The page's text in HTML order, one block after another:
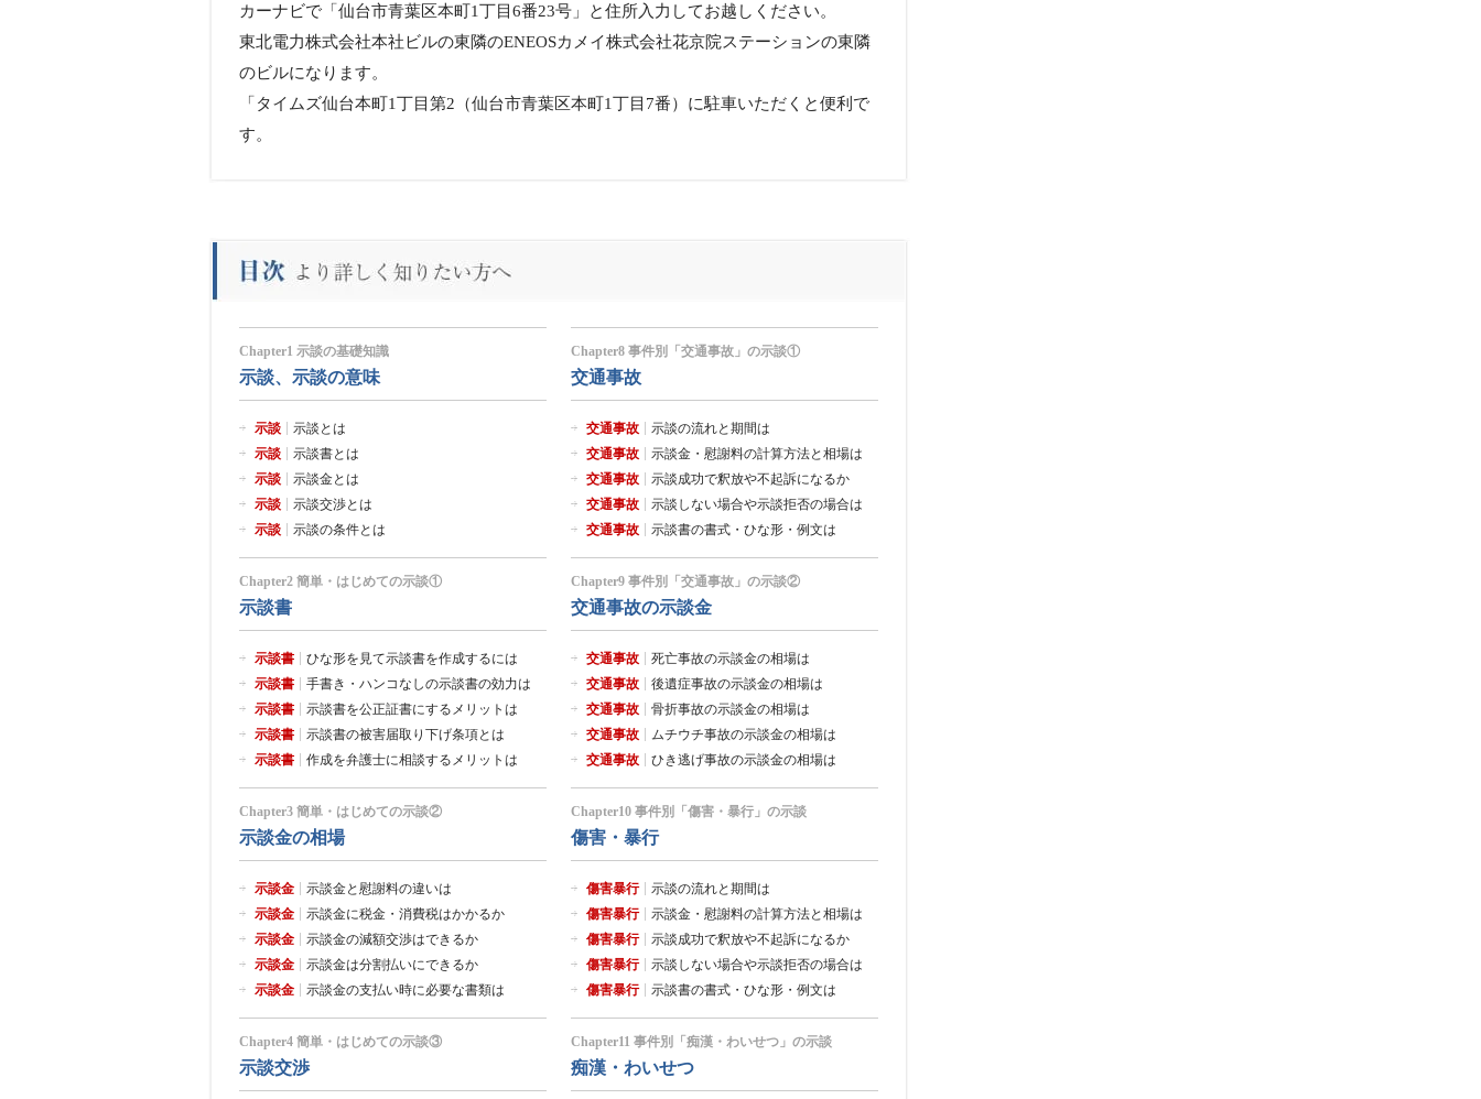
カーナビで「仙台市青葉区本町1丁目6番23号」と住所入力してお越しください。
東北電力株式会社本社ビルの東隣のENEOSカメイ株式会社花京院ステーションの東隣
のビルになります。
「タイムズ仙台本町1丁目第2（仙台市青葉区本町1丁目7番）に駐車いただくと便利で
す。
Chapter1 示談の基礎知識
示談、示談の意味
示談
示談とは
示談
示談書とは
示談
示談金とは
示談
示談交渉とは
示談
示談の条件とは
Chapter2 簡単・はじめての示談①
示談書
示談書
ひな形を見て示談書を作成するには
示談書
手書き・ハンコなしの示談書の効力は
示談書
示談書を公正証書にするメリットは
示談書
示談書の被害届取り下げ条項とは
示談書
作成を弁護士に相談するメリットは
Chapter3 簡単・はじめての示談②
示談金の相場
示談金
示談金と慰謝料の違いは
示談金
示談金に税金・消費税はかかるか
示談金
示談金の減額交渉はできるか
示談金
示談金は分割払いにできるか
示談金
示談金の支払い時に必要な書類は
Chapter4 簡単・はじめての示談③
示談交渉
Chapter8 事件別「交通事故」の示談①
交通事故
交通事故
示談の流れと期間は
交通事故
示談金・慰謝料の計算方法と相場は
交通事故
示談成功で釈放や不起訴になるか
交通事故
示談しない場合や示談拒否の場合は
交通事故
示談書の書式・ひな形・例文は
Chapter9 事件別「交通事故」の示談②
交通事故の示談金
交通事故
死亡事故の示談金の相場は
交通事故
後遺症事故の示談金の相場は
交通事故
骨折事故の示談金の相場は
交通事故
ムチウチ事故の示談金の相場は
交通事故
ひき逃げ事故の示談金の相場は
Chapter10 事件別「傷害・暴行」の示談
傷害・暴行
傷害暴行
示談の流れと期間は
傷害暴行
示談金・慰謝料の計算方法と相場は
傷害暴行
示談成功で釈放や不起訴になるか
傷害暴行
示談しない場合や示談拒否の場合は
傷害暴行
示談書の書式・ひな形・例文は
Chapter11 事件別「痴漢・わいせつ」の示談
痴漢・わいせつ